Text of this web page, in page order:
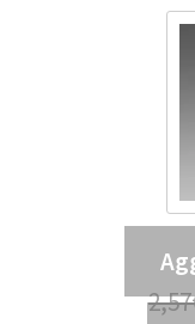
2,57